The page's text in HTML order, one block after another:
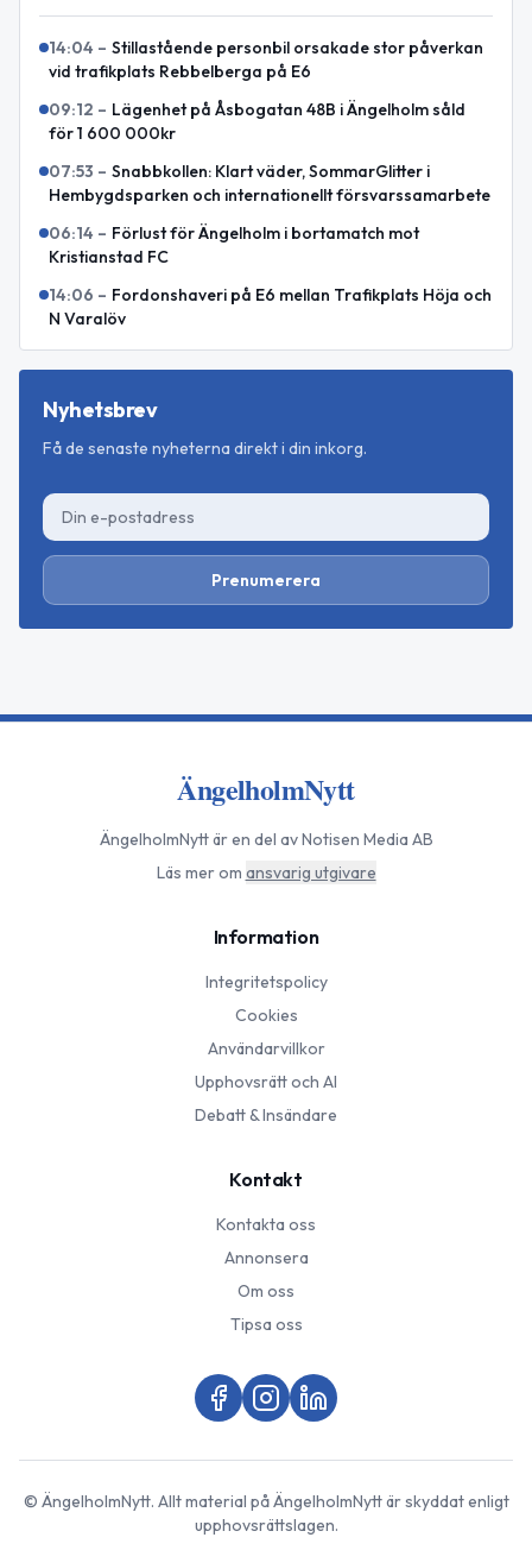
14:04 – Stillastående personbil orsakade stor påverkan
vid trafikplats Rebbelberga på E6
09:12 – Lägenhet på Åsbogatan 48B i Ängelholm såld
för 1 600 000kr
07:53 – Snabbkollen: Klart väder, SommarGlitter i
Hembygdsparken och internationellt försvarssamarbete
06:14 – Förlust för Ängelholm i bortamatch mot
Kristianstad FC
14:06 – Fordonshaveri på E6 mellan Trafikplats Höja och
N Varalöv
Nyhetsbrev
Få de senaste nyheterna direkt i din inkorg.
Prenumerera
ÄngelholmNytt
ÄngelholmNyttär en del av Notisen Media AB
Läs mer om ansvarig utgivare
Information
Integritetspolicy
Cookies
Användarvillkor
Upphovsrätt och AI
Debatt & Insändare
Kontakt
Kontakta oss
Annonsera
Om oss
Tipsa oss
© ÄngelholmNytt. Allt material påÄngelholmNyttär skyddat enligt
upphovsrättslagen.